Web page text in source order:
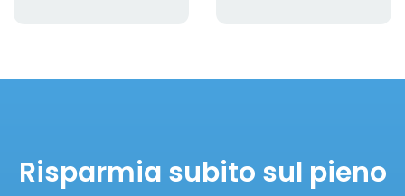
Risparmia subito sul pieno